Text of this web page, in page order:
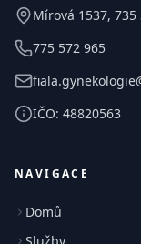
Mírová 1537, 735
775 572 965
IČO: 48820563
NAVIGACE
Domů